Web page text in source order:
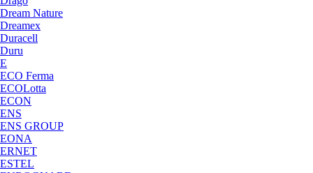
Dream Nature
Dreamex
Duracell
Duru
E
ECO Ferma
ECOLotta
ECON
ENS
ENS GROUP
EONA
ERNET
ESTEL